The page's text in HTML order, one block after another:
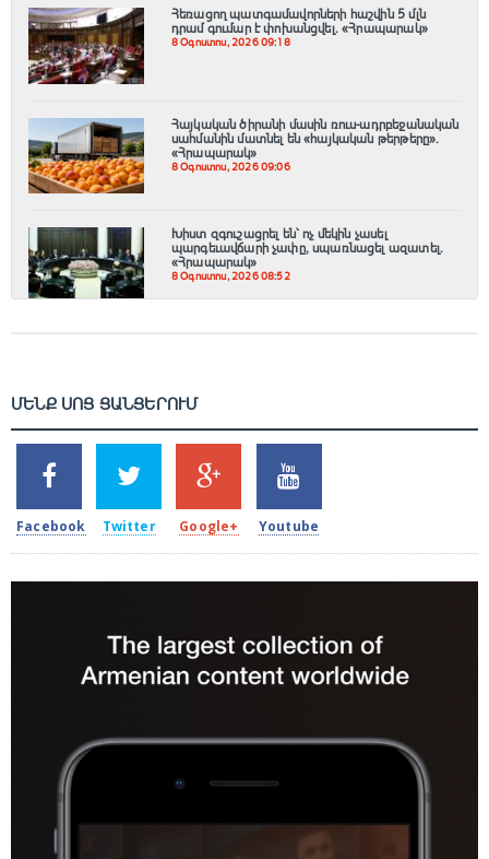
Հեռացող պատգամավորների հաշվին 5 մլն
դրամ գումար է փոխանցվել․ «Հրապարակ»
8 Օգոստոս, 2026 09:18
Հայկական ծիրանի մասին ռուս-ադրբեջանական
սահմանին մատնել են «հայկական թերթերը»․
«Հրապարակ»
8 Օգոստոս, 2026 09:06
Խիստ զգուշացրել են՝ ոչ մեկին չասել
պարգեւավճարի չափը, սպառնացել ազատել․
«Հրապարակ»
8 Օգոստոս, 2026 08:52
ՄԵՆՔ ՍՈՑ ՑԱՆՑԵՐՈՒՄ
2k
SHARES
Facebook
1.5k
TWEETS
Twitter
203
SHARES
Google+
620
SHARES
Youtube